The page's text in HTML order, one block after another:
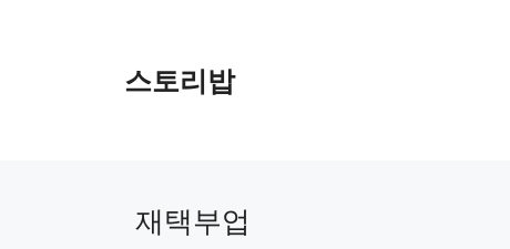
스토리밥
재택부업